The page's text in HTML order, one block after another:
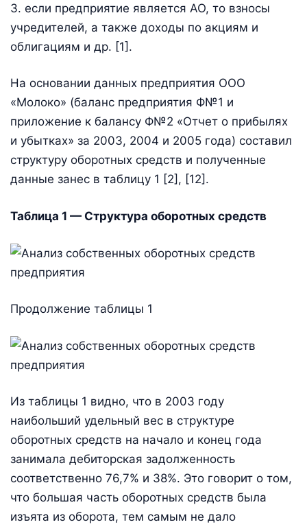
3. если предприятие является АО, то взносы
учредителей, а также доходы по акциям и
облигациям и др. [1].
На основании данных предприятия ООО
«Молоко» (баланс предприятия Ф№1 и
приложение к балансу Ф№2 «Отчет о прибылях
и убытках» за 2003, 2004 и 2005 года) составил
структуру оборотных средств и полученные
данные занес в таблицу 1 [2], [12].
Таблица 1 — Структура оборотных средств
Продолжение таблицы 1
Из таблицы 1 видно, что в 2003 году
наибольший удельный вес в структуре
оборотных средств на начало и конец года
занимала дебиторская задолженность
соответственно 76,7% и 38%. Это говорит о том,
что большая часть оборотных средств была
изъята из оборота, тем самым не дало